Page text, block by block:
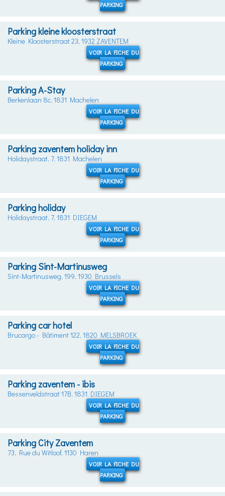
PARKING
Parking kleine kloosterstraat
Kleine Kloosterstraat 23, 1932 ZAVENTEM
VOIR LA FICHE DU
PARKING
Parking A-Stay
Berkenlaan 8c, 1831 Machelen
VOIR LA FICHE DU
PARKING
Parking zaventem holiday inn
Holidaystraat, 7, 1831 Machelen
VOIR LA FICHE DU
PARKING
Parking holiday
Holidaystraat, 7, 1831 DIEGEM
VOIR LA FICHE DU
PARKING
Parking Sint-Martinusweg
Sint-Martinusweg, 199, 1930 Brussels
VOIR LA FICHE DU
PARKING
Parking car hotel
Brucargo - Bâtiment 122, 1820 MELSBROEK
VOIR LA FICHE DU
PARKING
Parking zaventem - ibis
Bessenveldstraat 17B, 1831 DIEGEM
VOIR LA FICHE DU
PARKING
Parking City Zaventem
73, Rue du Witloof, 1130 Haren
VOIR LA FICHE DU
PARKING